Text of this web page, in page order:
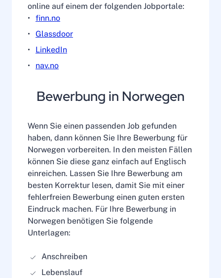
online auf einem der folgenden Jobportale:
finn.no
Glassdoor
LinkedIn
nav.no
Bewerbung in Norwegen
Wenn Sie einen passenden Job gefunden
haben, dann können Sie Ihre Bewerbung für
Norwegen vorbereiten. In den meisten Fällen
können Sie diese ganz einfach auf Englisch
einreichen. Lassen Sie Ihre Bewerbung am
besten Korrektur lesen, damit Sie mit einer
fehlerfreien Bewerbung einen guten ersten
Eindruck machen. Für Ihre Bewerbung in
Norwegen benötigen Sie folgende
Unterlagen:
Anschreiben
Lebenslauf